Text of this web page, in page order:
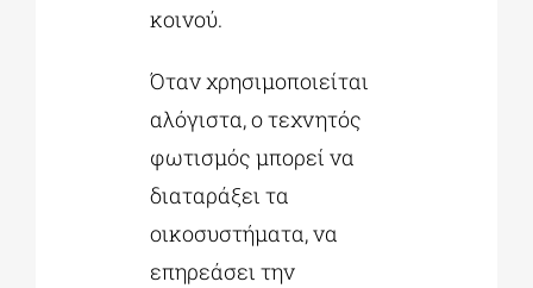
κοινού.
Όταν χρησιμοποιείται
αλόγιστα, ο τεχνητός
φωτισμός μπορεί να
διαταράξει τα
οικοσυστήματα, να
επηρεάσει την